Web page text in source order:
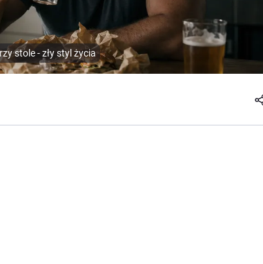
stole - zły styl życia